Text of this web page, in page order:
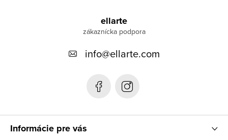
ellarte
info@ellarte.com
Informácie pre vás